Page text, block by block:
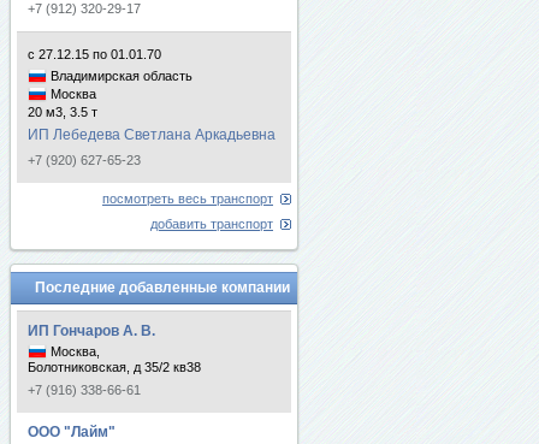
+7 (912) 320-29-17
с 27.12.15 по 01.01.70
Владимирская область
Москва
20 м3, 3.5 т
ИП Лебедева Светлана Аркадьевна
+7 (920) 627-65-23
посмотреть весь транспорт
добавить транспорт
Последние добавленные компании
ИП Гончаров А. В.
Москва,
Болотниковская, д 35/2 кв38
+7 (916) 338-66-61
ООО "Лайм"